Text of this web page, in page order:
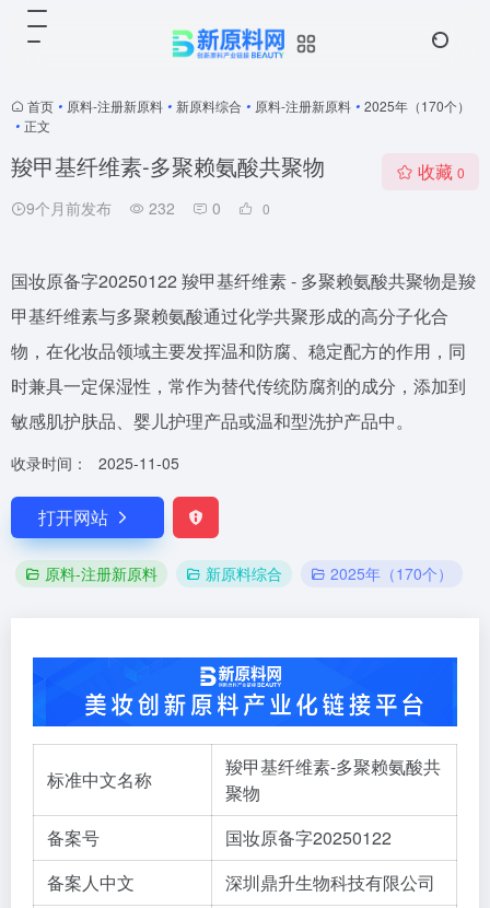
首页 • 原料-注册新原料 • 新原料综合 • 原料-注册新原料 • 2025年（170个）
• 正文
羧甲基纤维素-多聚赖氨酸共聚物
9个月前发布 232 0 0
收藏 0
国妆原备字20250122 羧甲基纤维素 - 多聚赖氨酸共聚物是羧
甲基纤维素与多聚赖氨酸通过化学共聚形成的高分子化合
物，在化妆品领域主要发挥温和防腐、稳定配方的作用，同
时兼具一定保湿性，常作为替代传统防腐剂的成分，添加到
敏感肌护肤品、婴儿护理产品或温和型洗护产品中。
收录时间： 2025-11-05
打开网站
原料-注册新原料 新原料综合 2025年（170个）
标准中文名称
羧甲基纤维素-多聚赖氨酸共
聚物
备案号
国妆原备字20250122
备案人中文
深圳鼎升生物科技有限公司